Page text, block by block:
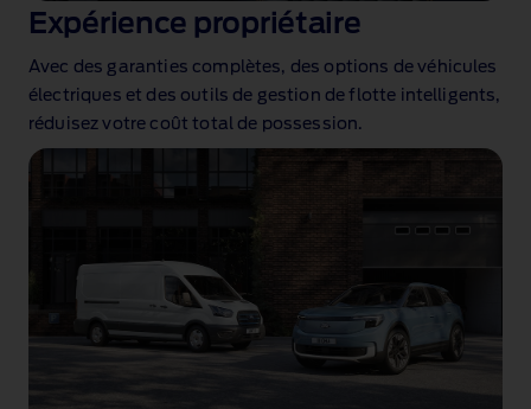
Expérience propriétaire
Avec des garanties complètes, des options de véhicules
électriques et des outils de gestion de flotte intelligents,
réduisez votre coût total de possession.